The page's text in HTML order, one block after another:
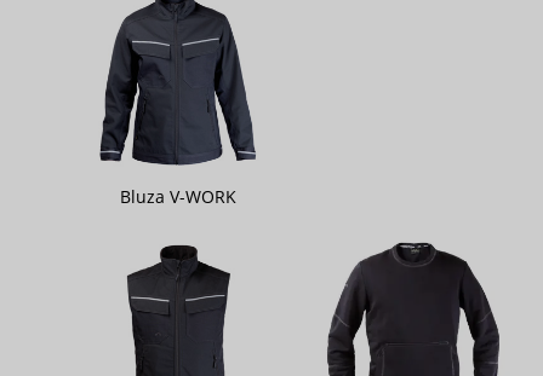
Bluza V-WORK